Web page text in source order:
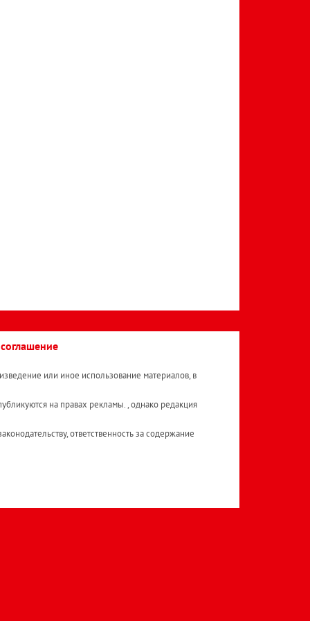
или иное использование материалов, в
на правах рекламы. , однако редакция
ответственность за содержание